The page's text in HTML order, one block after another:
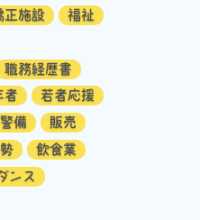
正施設
福祉
職務経歴書
者
若者応援
警備
販売
飲食業
ンス